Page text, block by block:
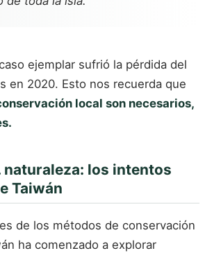
ejemplar sufrió la pérdida del
en 2020. Esto nos recuerda que
local son necesarios,
naturaleza: los intentos
Taiwán
de los métodos de conservación
ha comenzado a explorar